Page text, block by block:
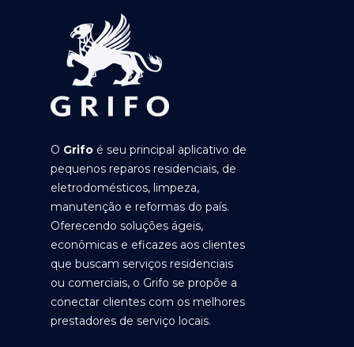
O Grifo é seu principal aplicativo de
pequenos reparos residenciais, de
eletrodomésticos, limpeza,
manutenção e reformas do país.
Oferecendo soluções ágeis,
econômicas e eficazes aos clientes
que buscam serviços residenciais
ou comerciais, o Grifo se propõe a
conectar clientes com os melhores
prestadores de serviço locais.